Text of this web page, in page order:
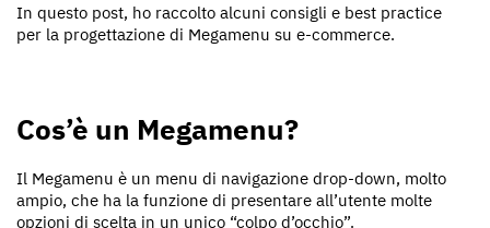
In questo post, ho raccolto alcuni consigli e best practice
per la progettazione di Megamenu su e-commerce.
Cos’è un Megamenu?
Il Megamenu è un menu di navigazione drop-down, molto
ampio, che ha la funzione di presentare all’utente molte
opzioni di scelta in un unico “colpo d’occhio”.